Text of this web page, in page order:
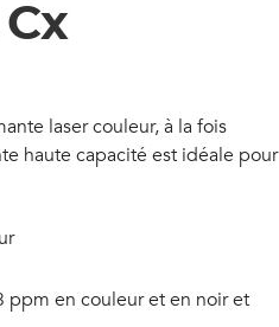
laser couleur, à la fois
haute capacité est idéale pour
ppm en couleur et en noir et